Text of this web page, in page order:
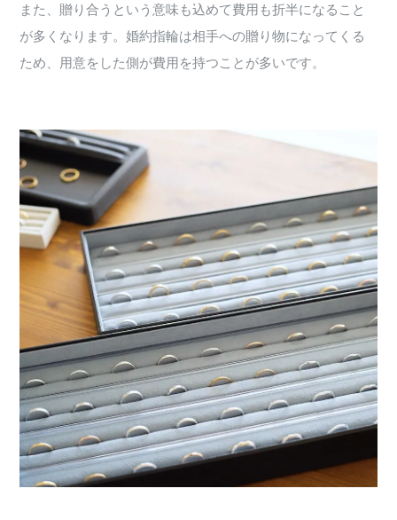
また、贈り合うという意味も込めて費用も折半になること
が多くなります。婚約指輪は相手への贈り物になってくる
ため、用意をした側が費用を持つことが多いです。